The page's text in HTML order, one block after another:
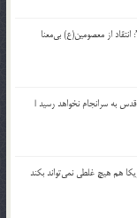
از معصومین(ع) بی‌معنا
به سرانجام نخواهد رسید |
هم هیچ غلطی نمی‌تواند بکند